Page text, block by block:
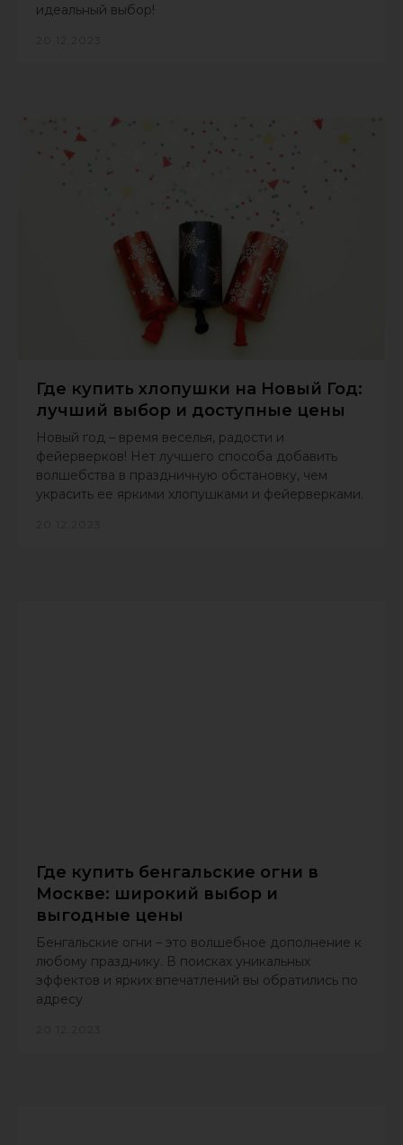
идеальный выбор!
Где купить хлопушки на Новый Год:
лучший выбор и доступные цены
Новый год – время веселья, радости и
фейерверков! Нет лучшего способа добавить
волшебства в праздничную обстановку, чем
украсить ее яркими хлопушками и фейерверками.
Где купить бенгальские огни в
Москве: широкий выбор и
выгодные цены
Бенгальские огни – это волшебное дополнение к
любому празднику. В поисках уникальных
эффектов и ярких впечатлений вы обратились по
адресу